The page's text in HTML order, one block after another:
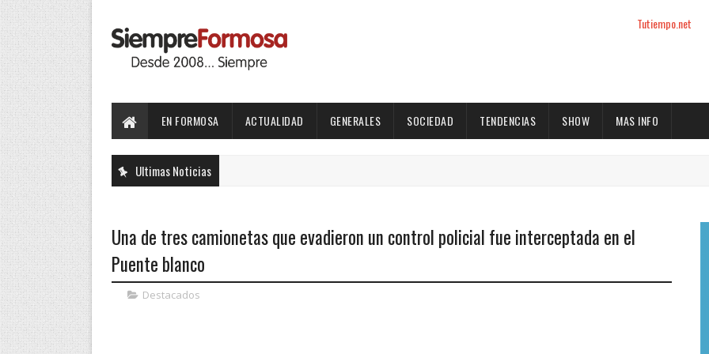
Tutiempo.net
EN FORMOSA ACTUALIDAD GENERALES SOCIEDAD TENDENCIAS SHOW MAS INFO
Ultimas Noticias
Una de tres camionetas que evadieron un control policial fue interceptada en el
Puente blanco
Destacados